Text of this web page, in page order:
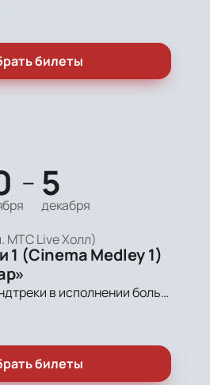
билеты
— 5
декабря
МТС Live Холл)
(Cinema Medley 1)
Легендарные саундтреки в исполнении большого симфонического оркестра Империал Оркестра (Imperial Orchestra), органа и звёздных солистов!
билеты